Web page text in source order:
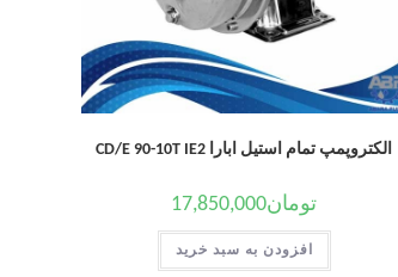
الکتروپمپ تمام استیل ابارا CD/E 90-10T IE2
تومان17,850,000
افزودن به سبد خرید